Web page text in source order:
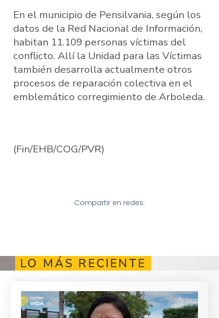
En el municipio de Pensilvania, según los
datos de la Red Nacional de Información,
habitan 11.109 personas víctimas del
conflicto. Allí la Unidad para las Víctimas
también desarrolla actualmente otros
procesos de reparación colectiva en el
emblemático corregimiento de Arboleda.
(Fin/EHB/COG/PVR)
Compartir en redes:
LO MÁS RECIENTE